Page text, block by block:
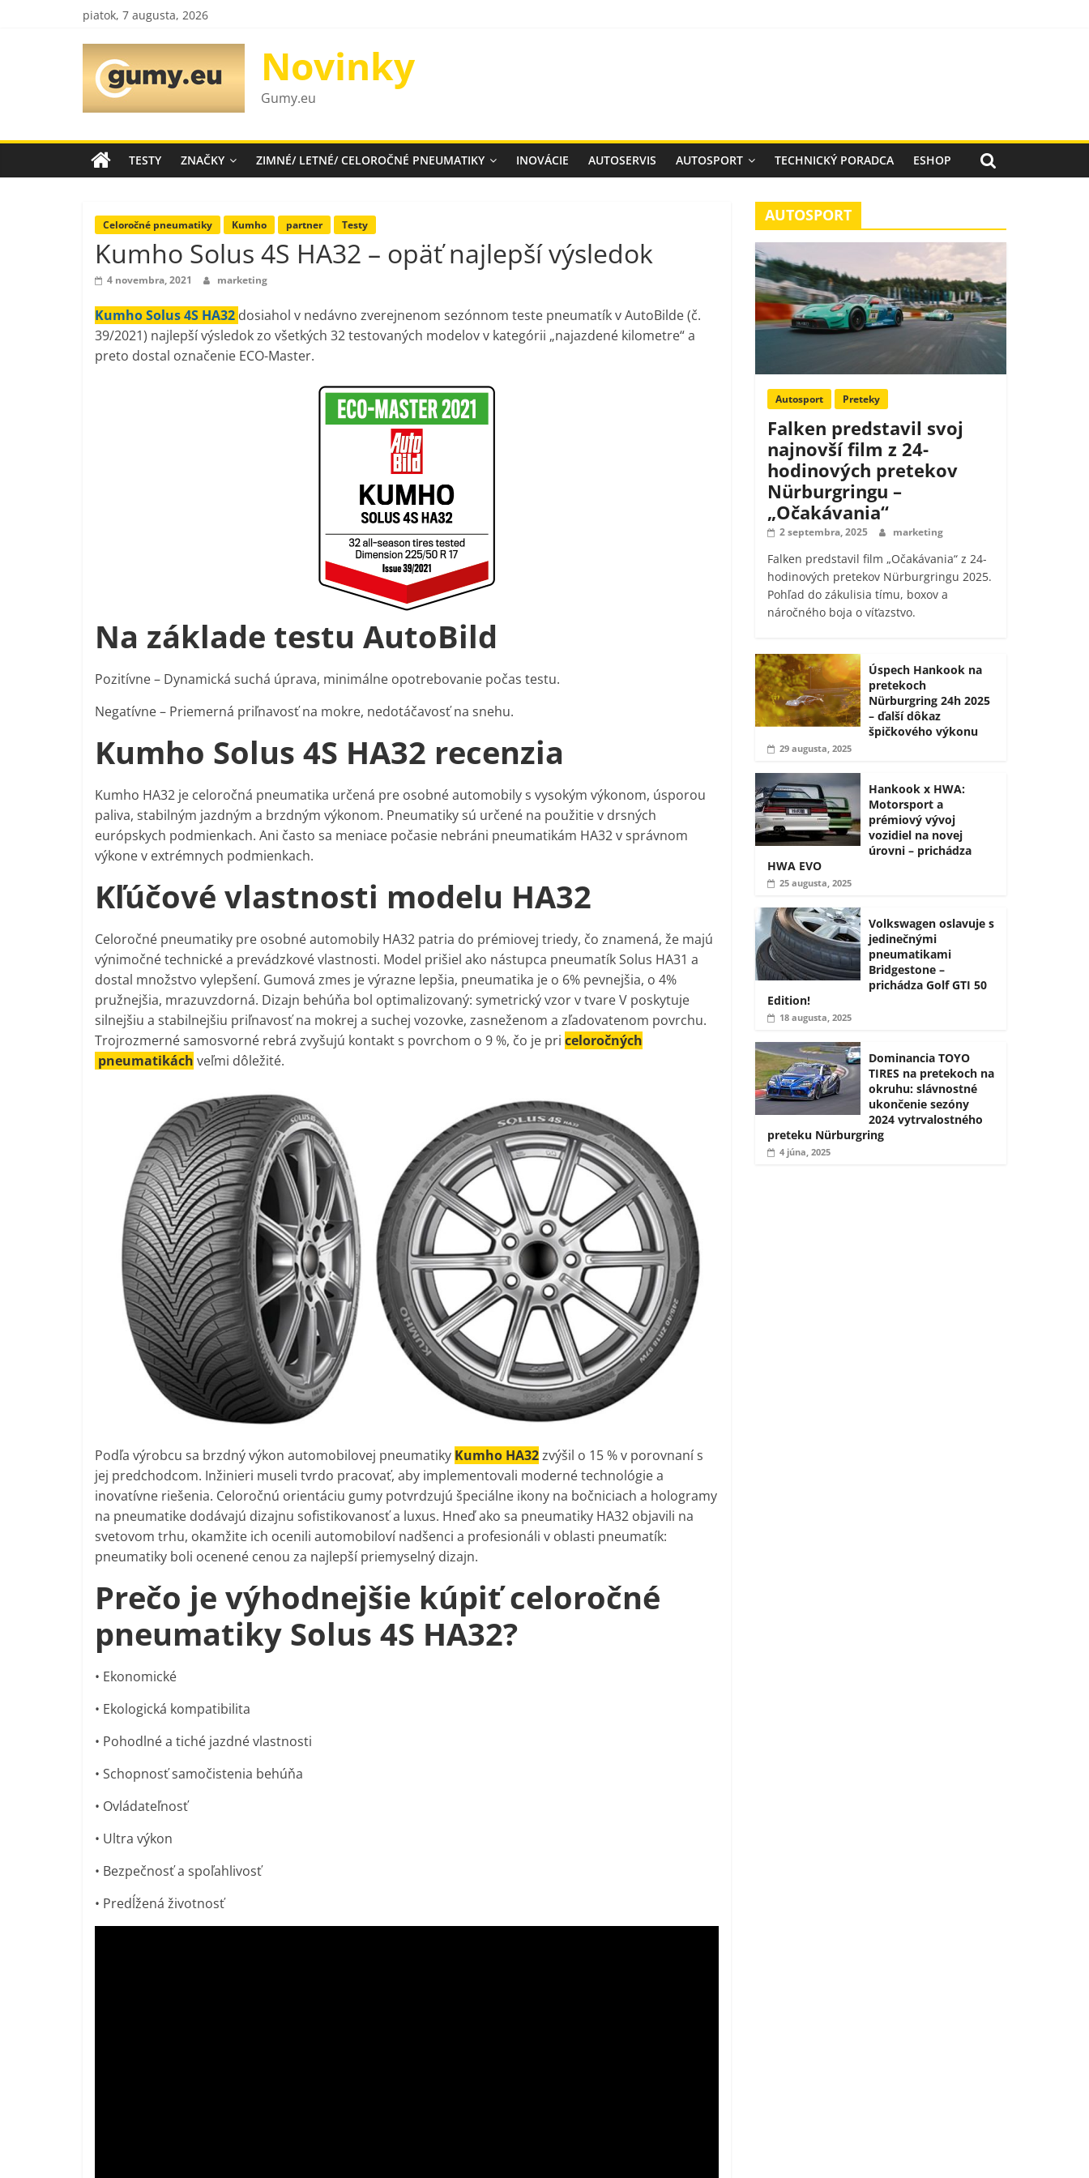
piatok, 7 augusta, 2026
Novinky
Gumy.eu
TESTY ZNAČKY ZIMNÉ/ LETNÉ/ CELOROČNÉ PNEUMATIKY INOVÁCIE AUTOSERVIS AUTOSPORT TECHNICKÝ PORADCA ESHOP
Celoročné pneumatiky Kumho partner Testy
Kumho Solus 4S HA32 – opäť najlepší výsledok
4 novembra, 2021 marketing
Kumho Solus 4S HA32 dosiahol v nedávno zverejnenom sezónnom teste pneumatík v AutoBilde (č.
39/2021) najlepší výsledok zo všetkých 32 testovaných modelov v kategórii „najazdené kilometre“ a
preto dostal označenie ECO-Master.
Na základe testu AutoBild
Pozitívne – Dynamická suchá úprava, minimálne opotrebovanie počas testu.
Negatívne – Priemerná priľnavosť na mokre, nedotáčavosť na snehu.
Kumho Solus 4S HA32 recenzia
Kumho HA32 je celoročná pneumatika určená pre osobné automobily s vysokým výkonom, úsporou
paliva, stabilným jazdným a brzdným výkonom. Pneumatiky sú určené na použitie v drsných
európskych podmienkach. Ani často sa meniace počasie nebráni pneumatikám HA32 v správnom
výkone v extrémnych podmienkach.
Kľúčové vlastnosti modelu HA32
Celoročné pneumatiky pre osobné automobily HA32 patria do prémiovej triedy, čo znamená, že majú
výnimočné technické a prevádzkové vlastnosti. Model prišiel ako nástupca pneumatík Solus HA31 a
dostal množstvo vylepšení. Gumová zmes je výrazne lepšia, pneumatika je o 6% pevnejšia, o 4%
pružnejšia, mrazuvzdorná. Dizajn behúňa bol optimalizovaný: symetrický vzor v tvare V poskytuje
silnejšiu a stabilnejšiu priľnavosť na mokrej a suchej vozovke, zasneženom a zľadovatenom povrchu.
Trojrozmerné samosvorné rebrá zvyšujú kontakt s povrchom o 9 %, čo je pri celoročných
pneumatikách veľmi dôležité.
Podľa výrobcu sa brzdný výkon automobilovej pneumatiky Kumho HA32zvýšil o 15 % v porovnaní s
jej predchodcom. Inžinieri museli tvrdo pracovať, aby implementovali moderné technológie a
inovatívne riešenia. Celoročnú orientáciu gumy potvrdzujú špeciálne ikony na bočniciach a hologramy
na pneumatike dodávajú dizajnu sofistikovanosť a luxus. Hneď ako sa pneumatiky HA32 objavili na
svetovom trhu, okamžite ich ocenili automobiloví nadšenci a profesionáli v oblasti pneumatík:
pneumatiky boli ocenené cenou za najlepší priemyselný dizajn.
Prečo je výhodnejšie kúpiť celoročné
pneumatiky Solus 4S HA32?
• Ekonomické
• Ekologická kompatibilita
• Pohodlné a tiché jazdné vlastnosti
• Schopnosť samočistenia behúňa
• Ovládateľnosť
• Ultra výkon
• Bezpečnosť a spoľahlivosť
• Predĺžená životnosť
AUTOSPORT
Autosport Preteky
Falken predstavil svoj
najnovší film z 24-
hodinových pretekov
Nürburgringu –
„Očakávania“
2 septembra, 2025 marketing
Falken predstavil film „Očakávania“ z 24-
hodinových pretekov Nürburgringu 2025.
Pohľad do zákulisia tímu, boxov a
náročného boja o víťazstvo.
Úspech Hankook na
pretekoch
Nürburgring 24h 2025
– ďalší dôkaz
špičkového výkonu
29 augusta, 2025
Hankook x HWA:
Motorsport a
prémiový vývoj
vozidiel na novej
úrovni – prichádza
HWA EVO
25 augusta, 2025
Volkswagen oslavuje s
jedinečnými
pneumatikami
Bridgestone –
prichádza Golf GTI 50
Edition!
18 augusta, 2025
Dominancia TOYO
TIRES na pretekoch na
okruhu: slávnostné
ukončenie sezóny
2024 vytrvalostného
preteku Nürburgring
4 júna, 2025